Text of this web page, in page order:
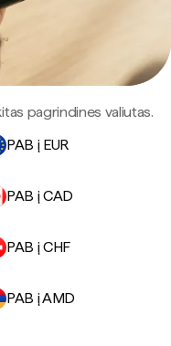
pagrindines valiutas.
PAB į EUR
PAB į CAD
PAB į CHF
PAB į AMD